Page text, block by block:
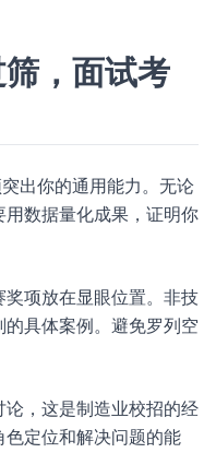
，面试考
出你的通用能力。无论
数据量化成果，证明你
项放在显眼位置。非技
具体案例。避免罗列空
，这是制造业校招的经
定位和解决问题的能